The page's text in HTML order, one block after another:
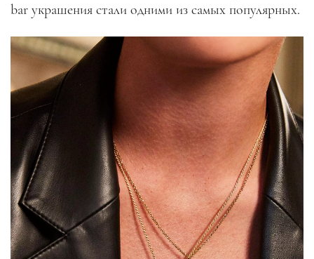
bar украшения стали одними из самых популярных.